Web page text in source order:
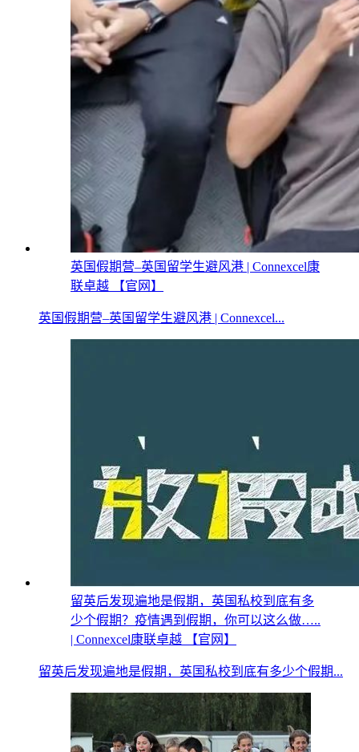
英国假期营–英国留学生避风港 | Connexcel康
联卓越 【官网】
英国假期营–英国留学生避风港 | Connexcel...
留英后发现遍地是假期，英国私校到底有多
少个假期？疫情遇到假期，你可以这么做…..
| Connexcel康联卓越 【官网】
留英后发现遍地是假期，英国私校到底有多少个假期...